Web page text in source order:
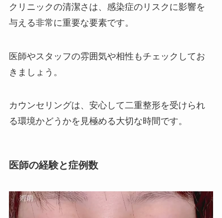
クリニックの清潔さは、感染症のリスクに影響を
与える非常に重要な要素です。
医師やスタッフの雰囲気や相性もチェックしてお
きましょう。
カウンセリングは、安心して二重整形を受けられ
る環境かどうかを見極める大切な時間です。
医師の経験と症例数